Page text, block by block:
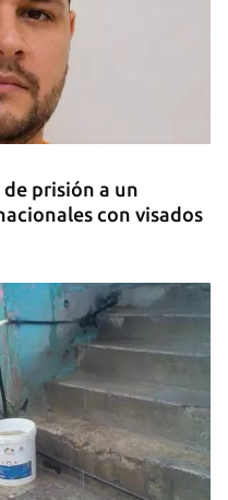
de prisión a un
con visados